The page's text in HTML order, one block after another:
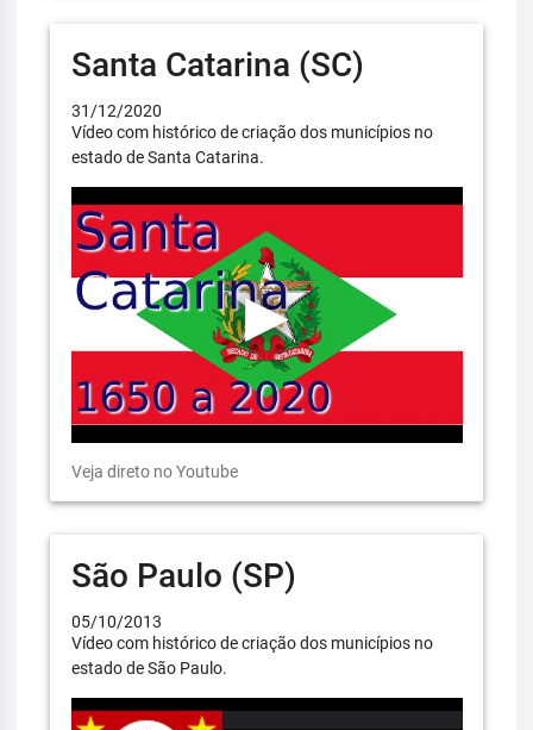
Santa Catarina (SC)
31/12/2020
Vídeo com histórico de criação dos municípios no
estado de Santa Catarina.
Veja direto no Youtube
São Paulo (SP)
05/10/2013
Vídeo com histórico de criação dos municípios no
estado de São Paulo.